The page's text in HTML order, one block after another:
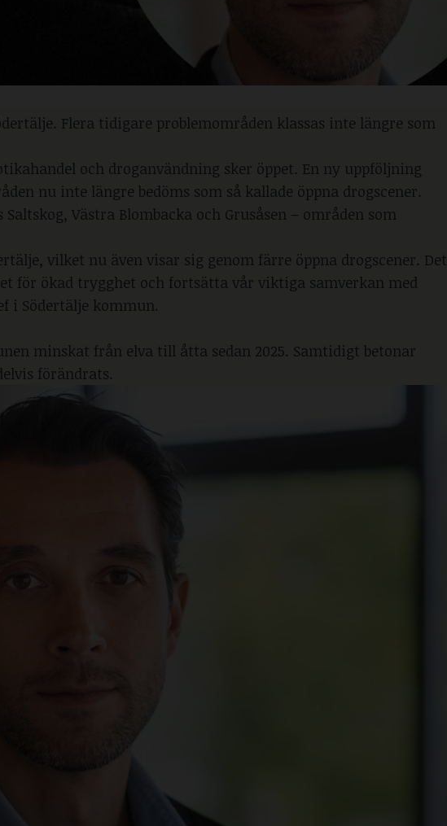
Flera tidigare problemområden klassas inte längre som
och droganvändning sker öppet. En ny uppföljning
nu inte längre bedöms som så kallade öppna drogscener.
Västra Blombacka och Grusåsen – områden som
vilket nu även visar sig genom färre öppna drogscener. Det
för ökad trygghet och fortsätta vår viktiga samverkan med
i Södertälje kommun.
minskat från elva till åtta sedan 2025. Samtidigt betonar
förändrats.